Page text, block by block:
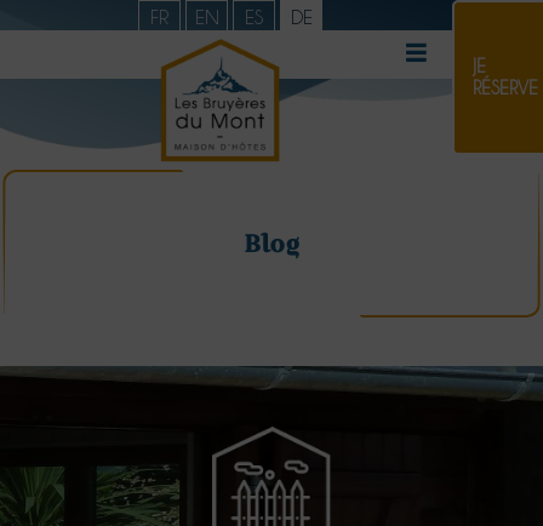
FR EN ES DE
JE
RÉSERVE
Blog